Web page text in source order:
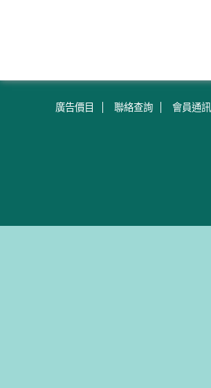
廣告價目 聯絡查詢 會員通訊